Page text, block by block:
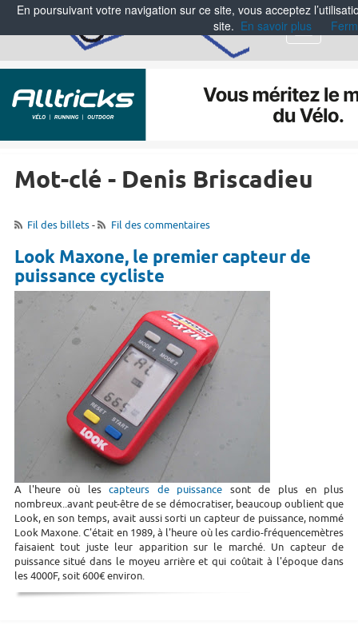
Menu
Mot-clé - Denis Briscadieu
Fil des billets- Fil des commentaires
Look Maxone, le premier capteur de
puissance cycliste
A l'heure où lescapteurs de puissance sont de plus en plus
nombreux..avant peut-être de se démocratiser, beaucoup oublient que
Look, en son temps, avait aussi sorti un capteur de puissance, nommé
Look Maxone. C'était en 1989, à l'heure où les cardio-fréquencemètres
faisaient tout juste leur apparition sur le marché. Un capteur de
puissance situé dans le moyeu arrière et qui coûtait à l'époque dans
les 4000F, soit 600€ environ.
En poursuivant votre navigation sur ce site, vous acceptez
site. En savoir plus